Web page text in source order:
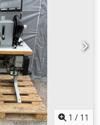
1 / 11